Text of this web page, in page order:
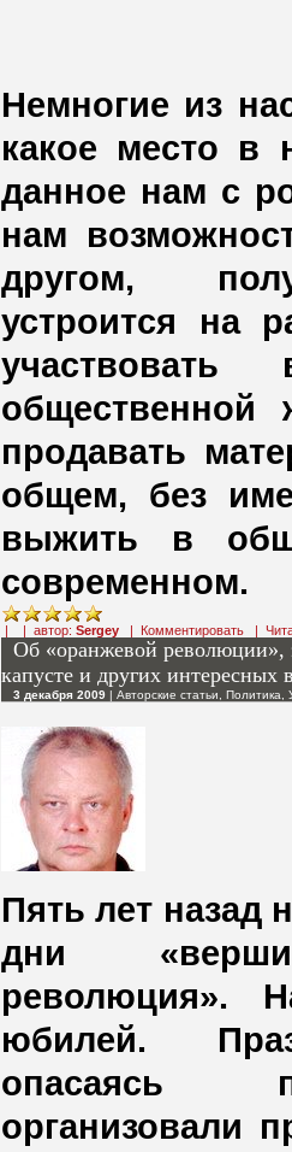
Немногие из
какое место в
данное нам с
нам
другом,
устроится на
общественной
продавать
общем, без
выжить в
современном.
| | автор: Sergey | Комментировать |
Об «оранжевой революции»,
капусте и других
3 декабря 2009 | Авторские статьи Политика
Пять лет назад
дни
революция».
юбилей.
опасаясь
организовали